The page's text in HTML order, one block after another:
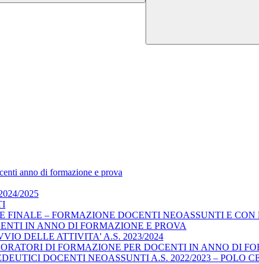
anno di formazione e prova
2025
– FORMAZIONE DOCENTI NEOASSUNTI E CON
IN ANNO DI FORMAZIONE E PROVA
DELLE ATTIVITA' A.S. 2023/2024
DI FORMAZIONE PER DOCENTI IN ANNO DI
DOCENTI NEOASSUNTI A.S. 2022/2023 – POLO